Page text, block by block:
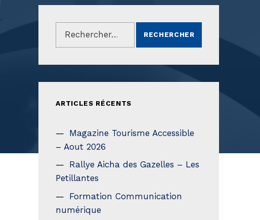
Rechercher :
ARTICLES RÉCENTS
Magazine Tourisme Accessible
– Aout 2026
Rallye Aicha des Gazelles – Les
Petillantes
Formation Communication
numérique